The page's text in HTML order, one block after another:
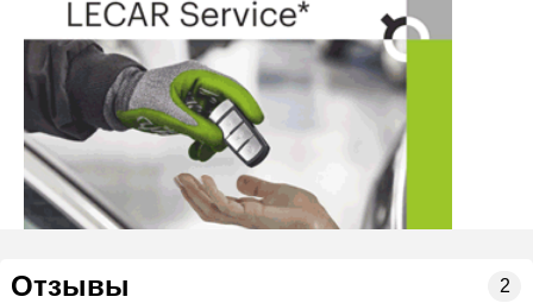
Отзывы 2